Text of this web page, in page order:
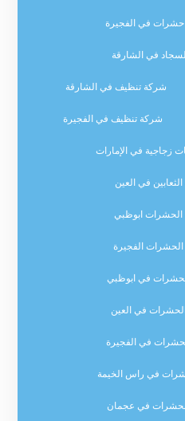
في الفجيرة
في الشارقة
شركة تنظيف في الشارقة
شركة تنظيف في الفجيرة
زجاجية في الإمارات
في العين
ابوظبي
الفجيرة
في ابوظبي
في العين
في الفجيرة
في راس الخيمة
في عجمان